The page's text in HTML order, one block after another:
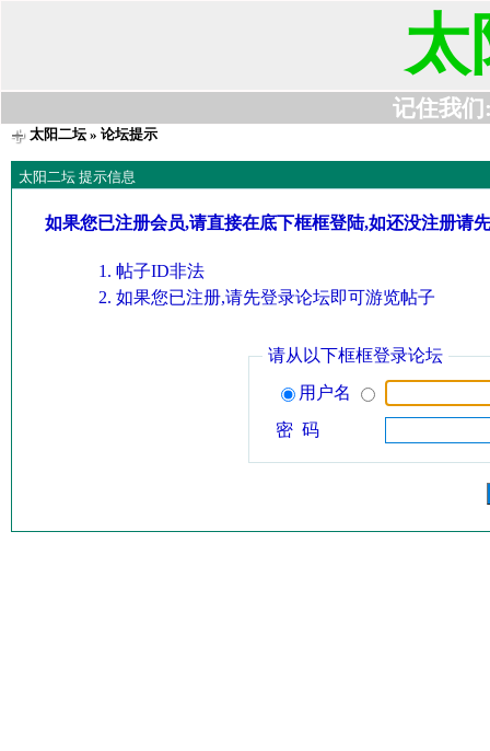
太
记住我们
太阳二坛» 论坛提示
太阳二坛 提示信息
如果您已注册会员,请直接在底下框框登陆,如还没注册请
帖子ID非法
如果您已注册,请先登录论坛即可游览帖子
请从以下框框登录论坛
用户名
密 码